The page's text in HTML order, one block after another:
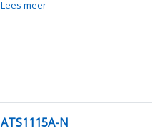
Lees meer
ATS1115A-N